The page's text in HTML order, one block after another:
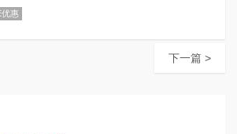
优惠
下一篇 >